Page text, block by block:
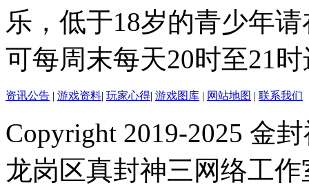
乐，低于18岁的青少年
可每周末每天20时至21
资讯公告 | 游戏资料| 玩家心得| 游戏图库 | 网站地图 | 联系我们
Copyright 2019-2025 金
龙岗区真封神三网络工